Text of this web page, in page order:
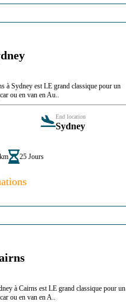
à Sydney est LE grand classique pour un
ou en van en Au..
End location
Sydney
25 Jours
à Cairns est LE grand classique pour un
ou en van en A..